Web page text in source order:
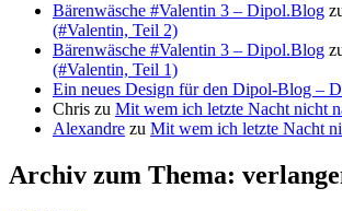
Bärenwäsche #Valentin 3 – Dipol.Blog
(#Valentin, Teil 2)
Bärenwäsche #Valentin 3 – Dipol.Blog
(#Valentin, Teil 1)
Ein neues Design für den Dipol-Blog –
Chris zu Mit wem ich letzte Nacht nicht
Alexandre zu Mit wem ich letzte Nacht
Archiv zum Thema: